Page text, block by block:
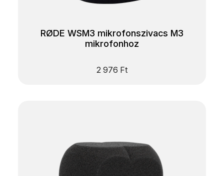
RØDE WSM3 mikrofonszivacs M3
mikrofonhoz
2 976 Ft